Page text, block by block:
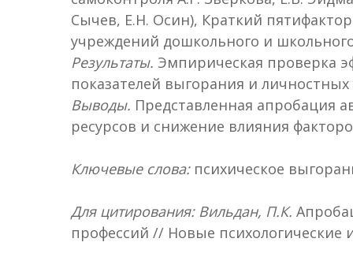
Сычев, Е.Н. Осин), Краткий
учреждений дошкольного и
Результаты. Эмпирическая проверка
показателей выгорания и
Выводы. Представленная апробация
ресурсов и снижение влияния
Ключевые слова:психическое
Для цитирования: Вильдан, П.К.
профессий // Новые психологические